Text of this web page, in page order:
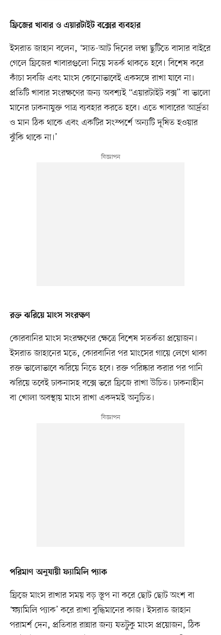
ফ্রিজের খাবার ও এয়ারটাইট বক্সের ব্যবহার
ইসরাত জাহান বলেন, ‘সাত-আট দিনের লম্বা ছুটিতে বাসার বাইরে
গেলে ফ্রিজের খাবারগুলো নিয়ে সতর্ক থাকতে হবে। বিশেষ করে
কাঁচা সবজি এবং মাংস কোনোভাবেই একসঙ্গে রাখা যাবে না।
প্রতিটি খাবার সংরক্ষণের জন্য অবশ্যই “এয়ারটাইট বক্স” বা ভালো
মানের ঢাকনাযুক্ত পাত্র ব্যবহার করতে হবে। এতে খাবারের আর্দ্রতা
ও মান ঠিক থাকে এবং একটির সংস্পর্শে অন্যটি দূষিত হওয়ার
ঝুঁকি থাকে না।’
রক্ত ঝরিয়ে মাংস সংরক্ষণ
কোরবানির মাংস সংরক্ষণের ক্ষেত্রে বিশেষ সতর্কতা প্রয়োজন।
ইসরাত জাহানের মতে, কোরবানির পর মাংসের গায়ে লেগে থাকা
রক্ত ভালোভাবে ঝরিয়ে নিতে হবে। রক্ত পরিষ্কার করার পর পানি
ঝরিয়ে তবেই ঢাকনাসহ বক্সে ভরে ফ্রিজে রাখা উচিত। ঢাকনাহীন
বা খোলা অবস্থায় মাংস রাখা একদমই অনুচিত।
পরিমাণ অনুযায়ী ফ্যামিলি প্যাক
ফ্রিজে মাংস রাখার সময় বড় স্তূপ না করে ছোট ছোট অংশ বা
‘ফ্যামিলি প্যাক’ করে রাখা বুদ্ধিমানের কাজ। ইসরাত জাহান
পরামর্শ দেন, প্রতিবার রান্নার জন্য যতটুকু মাংস প্রয়োজন, ঠিক